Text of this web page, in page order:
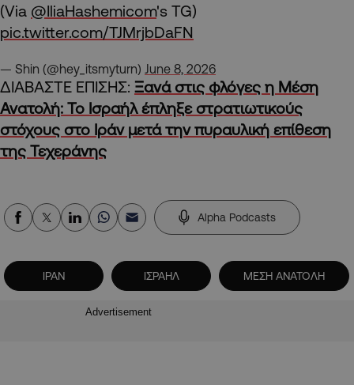
(Via @IliaHashemicom's TG)
pic.twitter.com/TJMrjbDaFN
— Shin (@hey_itsmyturn) June 8, 2026
ΔΙΑΒΑΣΤΕ ΕΠΙΣΗΣ: Ξανά στις φλόγες η Μέση
Ανατολή: Το Ισραήλ έπληξε στρατιωτικούς
στόχους στο Ιράν μετά την πυραυλική επίθεση
της Τεχεράνης
Alpha Podcasts
ΙΡΑΝ ΙΣΡΑΗΛ ΜΕΣΗ ΑΝΑΤΟΛΗ
Advertisement